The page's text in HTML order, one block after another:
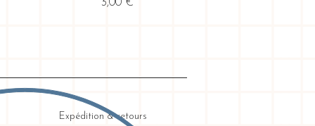
3,00 €
Expédition & retours